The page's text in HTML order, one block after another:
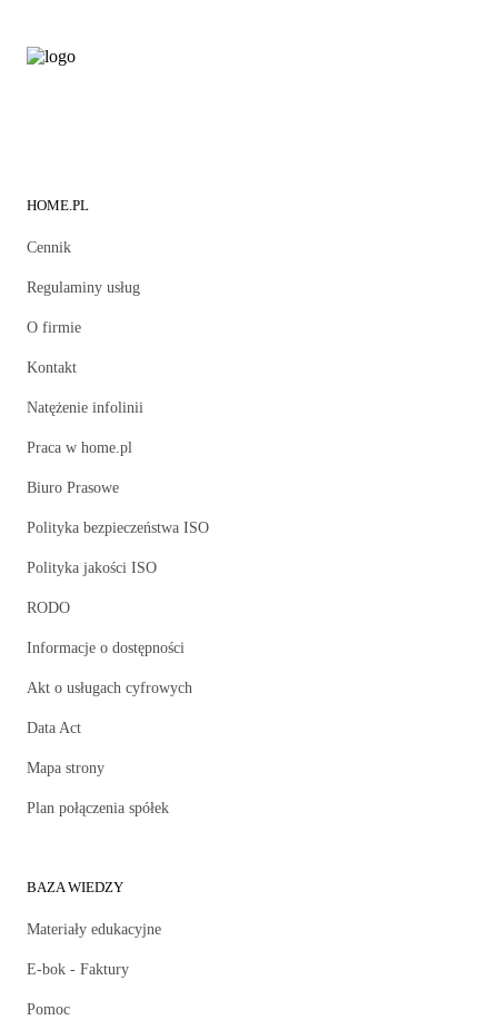
HOME.PL
Cennik
Regulaminy usług
O firmie
Kontakt
Natężenie infolinii
Praca w home.pl
Biuro Prasowe
Polityka bezpieczeństwa ISO
Polityka jakości ISO
RODO
Informacje o dostępności
Akt o usługach cyfrowych
Data Act
Mapa strony
Plan połączenia spółek
BAZA WIEDZY
Materiały edukacyjne
E-bok - Faktury
Pomoc